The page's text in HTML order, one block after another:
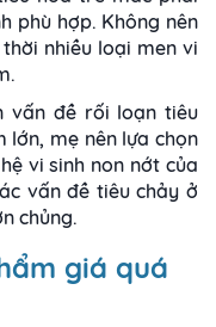
phù hợp. Không nên
nhiều loại men vi
vấn đề rối loạn tiêu
lớn, mẹ nên lựa chọn
vi sinh non nớt của
vấn đề tiêu chảy ở
chủng.
giá quá